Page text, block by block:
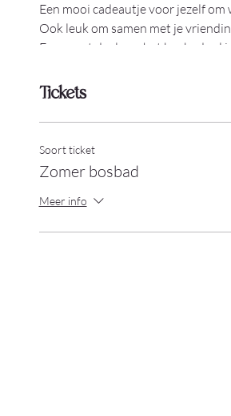
Een mooi cadeautje voor jezelf
Ook leuk om samen met je
Een groot deel van het bosbad zal
Tickets
Soort ticket
Zomer bosbad
Meer info